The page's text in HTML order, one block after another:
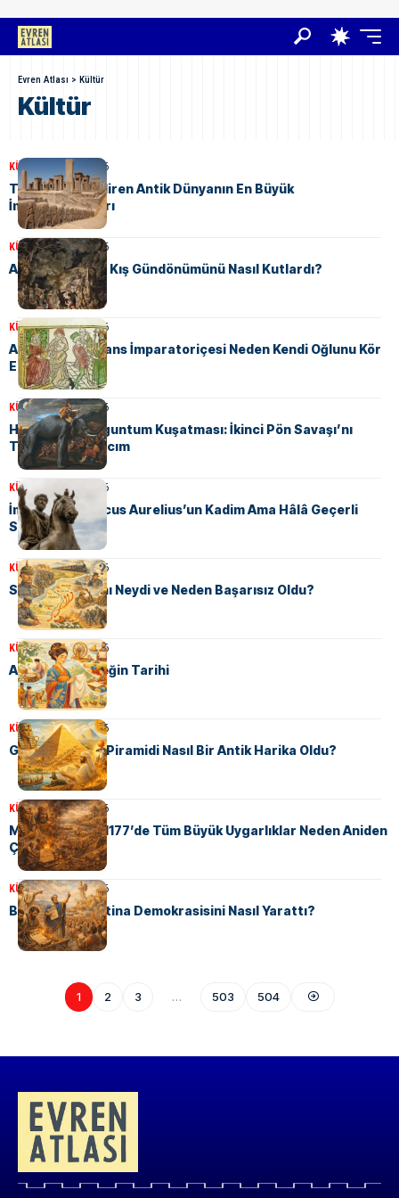
Evren Atlası > Kültür
Kültür
KÜLTÜR 19 Nisan 2026
Tarihi Şekillendiren Antik Dünyanın En Büyük
İmparatorlukları
KÜLTÜR18 Nisan 2026
Antik Romalılar Kış Gündönümünü Nasıl Kutlardı?
KÜLTÜR18 Nisan 2026
Atinalı İrini: Bizans İmparatoriçesi Neden Kendi Oğlunu Kör
Ettirdi?
KÜLTÜR16 Nisan 2026
Hannibal’ın Saguntum Kuşatması: İkinci Pön Savaşı’nı
Tetikleyen Kıvılcım
KÜLTÜR 16 Nisan 2026
İmparator Marcus Aurelius’un Kadim Ama Hâlâ Geçerli
Sabah Rutini
KÜLTÜR13 Nisan 2026
Schlieffen Planı Neydi ve Neden Başarısız Oldu?
KÜLTÜR13 Nisan 2026
Antik Çin’de İpeğin Tarihi
KÜLTÜR12 Nisan 2026
Gize’nin Büyük Piramidi Nasıl Bir Antik Harika Oldu?
KÜLTÜR12 Nisan 2026
Milattan Önce 1177’de Tüm Büyük Uygarlıklar Neden Aniden
Çöktü?
KÜLTÜR11 Nisan 2026
Bir Borç Krizi Atina Demokrasisini Nasıl Yarattı?
1 2 3 … 503 504